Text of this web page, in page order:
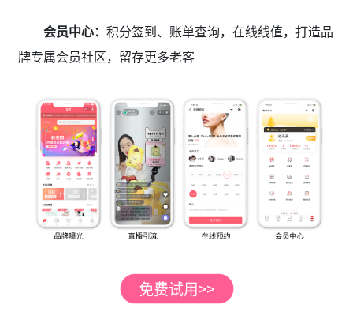
会员中心： 积分签到、账单查询，在线线值，打造品
牌专属会员社区，留存更多老客